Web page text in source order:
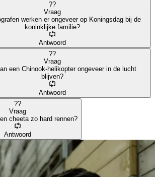
??
Vraag
werken er ongeveer op Koningsdag bij de
koninklijke familie?
Antwoord
??
Vraag
een Chinook-helikopter ongeveer in de lucht
blijven?
Antwoord
??
Vraag
cheeta zo hard rennen?
Antwoord